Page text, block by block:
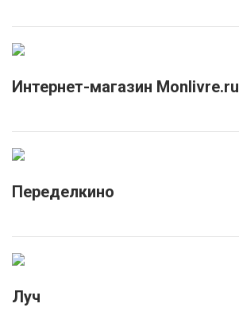
Интернет-магазин Monlivre.ru
Переделкино
Луч